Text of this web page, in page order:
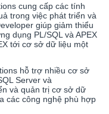
cung cấp các tính
trong việc phát triển và
giúp giảm thiểu
dụng PL/SQL và APEX
tới cơ sở dữ liệu một
hỗ trợ nhiều cơ sở
Server và
và quản trị cơ sở dữ
các công nghệ phù hợp